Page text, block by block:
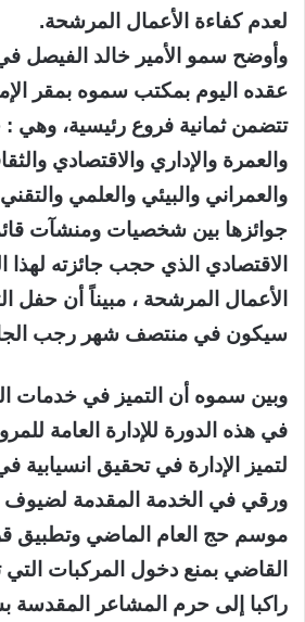
لعدم كفاءة الأعمال المرشحة.
وأوضح سمو الأمير خالد الفيصل
عقده اليوم بمكتب سموه بمقر
تتضمن ثمانية فروع رئيسية، وهي
والعمرة والإداري والاقتصادي
والعمراني والبيئي والعلمي
جوائزها بين شخصيات ومنشآت
الاقتصادي الذي حجب جائزته لهذا
الأعمال المرشحة ، مبيناً أن حفل
سيكون في منتصف شهر رجب
وبين سموه أن التميز في خدمات
في هذه الدورة للإدارة العامة
لتميز الإدارة في تحقيق انسيابية
ورقي في الخدمة المقدمة لضيوف
موسم حج العام الماضي وتطبيق
راكبا إلى حرم المشاعر المقدسة